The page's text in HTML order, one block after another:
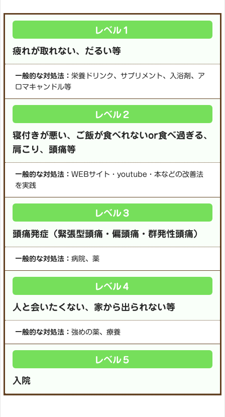
レベル１
疲れが取れない、だるい等
一般的な対処法： 栄養ドリンク、サプリメント、入浴剤、ア
ロマキャンドル等
レベル２
寝付きが悪い、ご飯が食べれないor食べ過ぎる、
肩こり、頭痛等
一般的な対処法： WEBサイト・youtube・本などの改善法
を実践
レベル３
頭痛発症（緊張型頭痛・偏頭痛・群発性頭痛）
一般的な対処法： 病院、薬
レベル４
人と会いたくない、家から出られない等
一般的な対処法： 強めの薬、療養
レベル５
入院